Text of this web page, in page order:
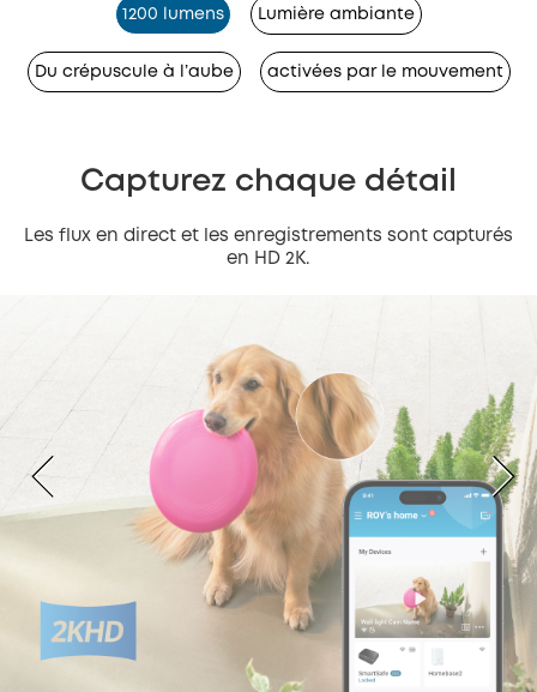
1200 lumens Lumière ambiante
Du crépuscule à l’aube activées par le mouvement
Capturez chaque détail
Les flux en direct et les enregistrements sont capturés
en HD 2K.